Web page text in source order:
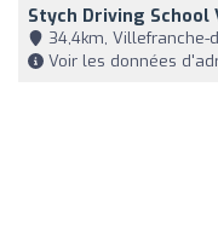
Stych Driving School
34,4km, Villefranche-
Voir les données